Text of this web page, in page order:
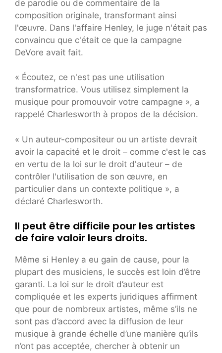
de parodie ou de commentaire de la
composition originale, transformant ainsi
l'œuvre. Dans l'affaire Henley, le juge n'était pas
convaincu que c'était ce que la campagne
DeVore avait fait.
« Écoutez, ce n'est pas une utilisation
transformatrice. Vous utilisez simplement la
musique pour promouvoir votre campagne », a
rappelé Charlesworth à propos de la décision.
« Un auteur-compositeur ou un artiste devrait
avoir la capacité et le droit – comme c'est le cas
en vertu de la loi sur le droit d'auteur – de
contrôler l'utilisation de son œuvre, en
particulier dans un contexte politique », a
déclaré Charlesworth.
Il peut être difficile pour les artistes
de faire valoir leurs droits.
Même si Henley a eu gain de cause, pour la
plupart des musiciens, le succès est loin d’être
garanti. La loi sur le droit d’auteur est
compliquée et les experts juridiques affirment
que pour de nombreux artistes, même s’ils ne
sont pas d’accord avec la diffusion de leur
musique à grande échelle d’une manière qu’ils
n’ont pas acceptée, chercher à obtenir un